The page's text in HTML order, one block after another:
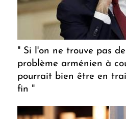
" Si l'on ne trouve pas
problème arménien à
pourrait bien être en
fin "